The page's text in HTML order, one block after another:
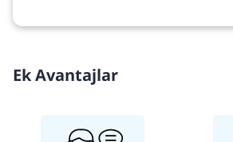
Ek Avantajlar